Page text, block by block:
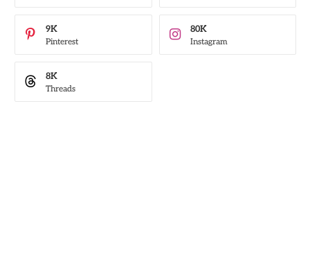
Pinterest
9K
Instagram
80K
Threads
8K